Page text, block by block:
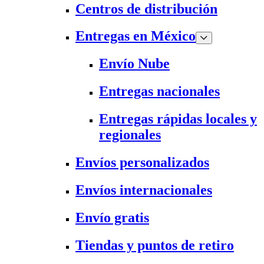
Centros de distribución
Entregas en México
Envío Nube
Entregas nacionales
Entregas rápidas locales y
regionales
Envíos personalizados
Envíos internacionales
Envío gratis
Tiendas y puntos de retiro